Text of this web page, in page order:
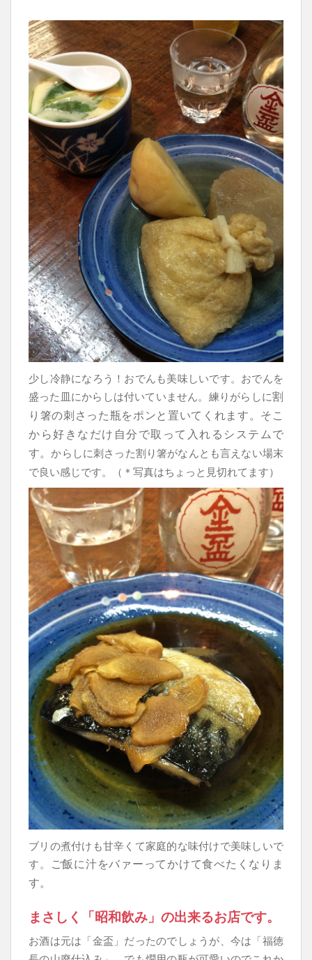
少し冷静になろう！ おでんも美味しいです。おでんを
盛った皿にからしは付いていません。練りがらしに割
り箸の刺さった瓶をポンと置いてくれます。 そこ
から好きなだけ自分で取って入れるシステムで
す。 からしに刺さった割り箸がなんとも言えない場末
で良い感じです。（＊写真はちょっと見切れてます）
ブリの煮付けも甘辛くて家庭的な味付けで美味しいで
す。
ご飯に汁をバァーってかけて食べたくなりま
す。
まさしく「昭和飲み」の出来るお店です。
お酒は元は「金盃」だったのでしょうが、今は「福徳